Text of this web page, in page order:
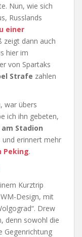
Nun, wie sich
Russlands
einer
zeigt dann auch
hier im
von Spartaks
Strafe zahlen
war übers
ich ihn gebeten,
Stadion
und erinnert mehr
Peking.
Kurztrip
Design, mit
Drew
denn sowohl die
Gegenrichtung